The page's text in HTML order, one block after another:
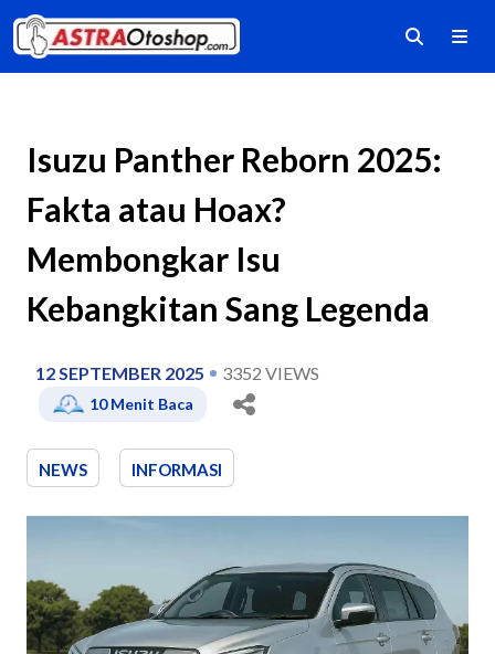
Isuzu Panther Reborn 2025:
Fakta atau Hoax?
Membongkar Isu
Kebangkitan Sang Legenda
12 SEPTEMBER 2025 3352 VIEWS
10Menit Baca
NEWS INFORMASI